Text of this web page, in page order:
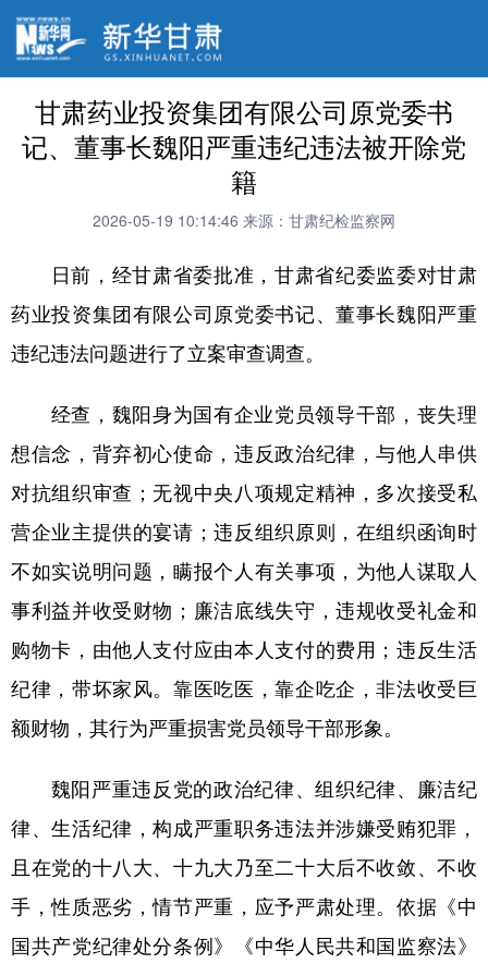
甘肃药业投资集团有限公司原党委书
记、董事长魏阳严重违纪违法被开除党
籍
2026-05-19 10:14:46 来源：甘肃纪检监察网
日前，经甘肃省委批准，甘肃省纪委监委对甘肃
药业投资集团有限公司原党委书记、董事长魏阳严重
违纪违法问题进行了立案审查调查。
经查，魏阳身为国有企业党员领导干部，丧失理
想信念，背弃初心使命，违反政治纪律，与他人串供
对抗组织审查；无视中央八项规定精神，多次接受私
营企业主提供的宴请；违反组织原则，在组织函询时
不如实说明问题，瞒报个人有关事项，为他人谋取人
事利益并收受财物；廉洁底线失守，违规收受礼金和
购物卡，由他人支付应由本人支付的费用；违反生活
纪律，带坏家风。靠医吃医，靠企吃企，非法收受巨
额财物，其行为严重损害党员领导干部形象。
魏阳严重违反党的政治纪律、组织纪律、廉洁纪
律、生活纪律，构成严重职务违法并涉嫌受贿犯罪，
且在党的十八大、十九大乃至二十大后不收敛、不收
手，性质恶劣，情节严重，应予严肃处理。依据《中
国共产党纪律处分条例》《中华人民共和国监察法》